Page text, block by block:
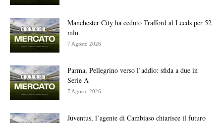
Manchester City ha ceduto Trafford al Leeds per 52
mln
7 Agosto 2026
Parma, Pellegrino verso l’addio: sfida a due in
Serie A
7 Agosto 2026
Juventus, l’agente di Cambiaso chiarisce il futuro